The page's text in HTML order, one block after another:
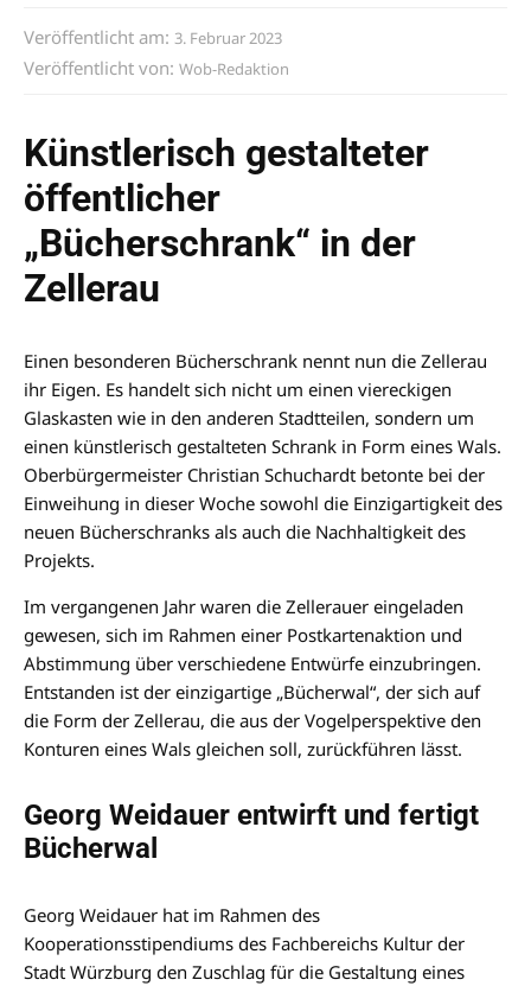
Veröffentlicht am: 3. Februar 2023
Veröffentlicht von: Wob-Redaktion
Künstlerisch gestalteter
öffentlicher
„Bücherschrank“ in der
Zellerau
Einen besonderen Bücherschrank nennt nun die Zellerau
ihr Eigen. Es handelt sich nicht um einen viereckigen
Glaskasten wie in den anderen Stadtteilen, sondern um
einen künstlerisch gestalteten Schrank in Form eines Wals.
Oberbürgermeister Christian Schuchardt betonte bei der
Einweihung in dieser Woche sowohl die Einzigartigkeit des
neuen Bücherschranks als auch die Nachhaltigkeit des
Projekts.
Im vergangenen Jahr waren die Zellerauer eingeladen
gewesen, sich im Rahmen einer Postkartenaktion und
Abstimmung über verschiedene Entwürfe einzubringen.
Entstanden ist der einzigartige „Bücherwal“, der sich auf
die Form der Zellerau, die aus der Vogelperspektive den
Konturen eines Wals gleichen soll, zurückführen lässt.
Georg Weidauer entwirft und fertigt
Bücherwal
Georg Weidauer hat im Rahmen des
Kooperationsstipendiums des Fachbereichs Kultur der
Stadt Würzburg den Zuschlag für die Gestaltung eines